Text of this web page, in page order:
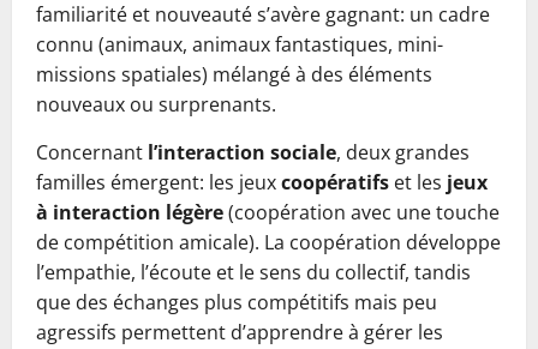
familiarité et nouveauté s’avère gagnant: un cadre
connu (animaux, animaux fantastiques, mini-
missions spatiales) mélangé à des éléments
nouveaux ou surprenants.
Concernant l’interaction sociale, deux grandes
familles émergent: les jeuxcoopératifs et les jeux
à interaction légère(coopération avec une touche
de compétition amicale). La coopération développe
l’empathie, l’écoute et le sens du collectif, tandis
que des échanges plus compétitifs mais peu
agressifs permettent d’apprendre à gérer les